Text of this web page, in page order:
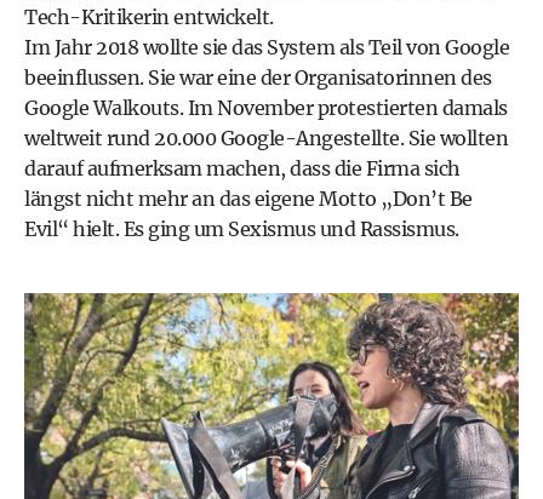
Tech-Kritikerin entwickelt.
Im Jahr 2018 wollte sie das System als Teil von Google
beeinflussen. Sie war eine der Organisatorinnen des
Google Walkouts. Im November protestierten damals
weltweit rund 20.000 Google-Angestellte. Sie wollten
darauf aufmerksam machen, dass die Firma sich
längst nicht mehr an das eigene Motto „Don’t Be
Evil“ hielt. Es ging um Sexismus und Rassismus.